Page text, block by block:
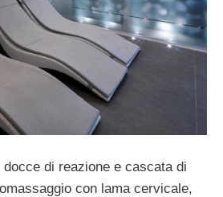
di reazione e cascata di
con lama cervicale,